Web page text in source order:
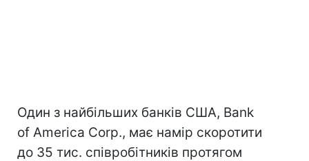
Один з найбільших банків США, Bank
of America Corp., має намір скоротити
до 35 тис. співробітників протягом